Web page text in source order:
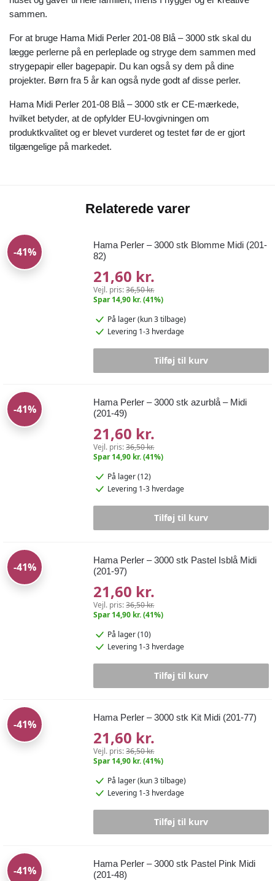
sammen.
For at bruge Hama Midi Perler 201-08 Blå – 3000 stk skal du
lægge perlerne på en perleplade og stryge dem sammen med
strygepapir eller bagepapir. Du kan også sy dem på dine
projekter. Børn fra 5 år kan også nyde godt af disse perler.
Hama Midi Perler 201-08 Blå – 3000 stk er CE-mærkede,
hvilket betyder, at de opfylder EU-lovgivningen om
produktkvalitet og er blevet vurderet og testet før de er gjort
tilgængelige på markedet.
Relaterede varer
-41%
Hama Perler – 3000 stk Blomme Midi (201-
82)
21,60 kr.
Vejl. pris:36,50 kr.
Spar 14,90 kr. (41%)
På lager(kun 3 tilbage)
Levering 1-3 hverdage
Tilføj til kurv
-41%
Hama Perler – 3000 stk azurblå – Midi
(201-49)
21,60 kr.
Vejl. pris:36,50 kr.
Spar 14,90 kr. (41%)
På lager (12)
Levering 1-3 hverdage
Tilføj til kurv
-41%
Hama Perler – 3000 stk Pastel Isblå Midi
(201-97)
21,60 kr.
Vejl. pris:36,50 kr.
Spar 14,90 kr. (41%)
På lager (10)
Levering 1-3 hverdage
Tilføj til kurv
-41%
Hama Perler – 3000 stk Kit Midi (201-77)
21,60 kr.
Vejl. pris:36,50 kr.
Spar 14,90 kr. (41%)
På lager(kun 3 tilbage)
Levering 1-3 hverdage
Tilføj til kurv
-41%
Hama Perler – 3000 stk Pastel Pink Midi
(201-48)